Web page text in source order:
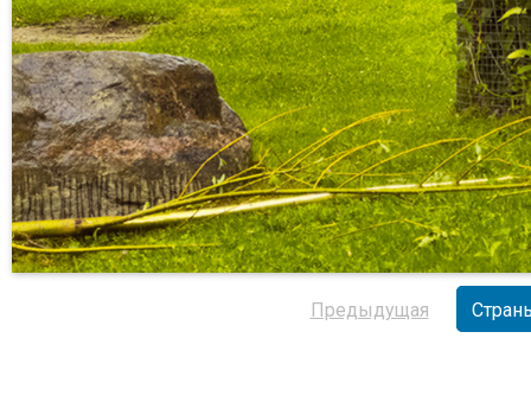
Предыдущая